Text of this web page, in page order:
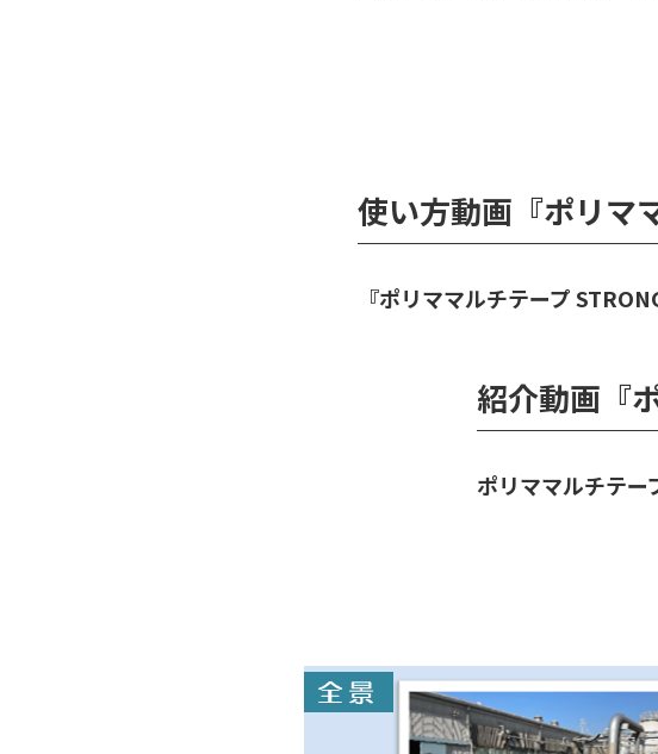
使い方動画『ポリマ
『ポリママルチテープ
紹介動画『
ポリママルチテー